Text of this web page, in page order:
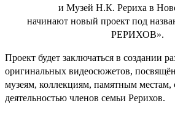
и Музей Н.К. Рериха в
начинают новый проект под
РЕРИХОВ».
Проект будет заключаться в создании
оригинальных видеосюжетов,
музеям, коллекциям, памятным местам,
деятельностью членов семьи Рерихов.